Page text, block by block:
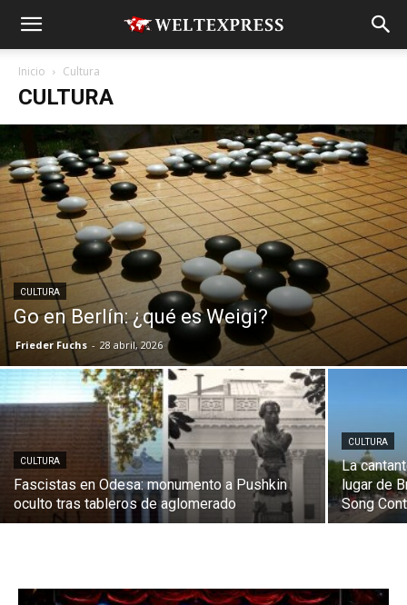
Inicio Cultura
CULTURA
CULTURA
Go en Berlín: ¿qué es Weigi?
Frieder Fuchs - 28 abril, 2026
CULTURA
Fascistas en Odesa: monumento a Pushkin
oculto tras tableros de aglomerado
CULTURA
La
lugar de
Song